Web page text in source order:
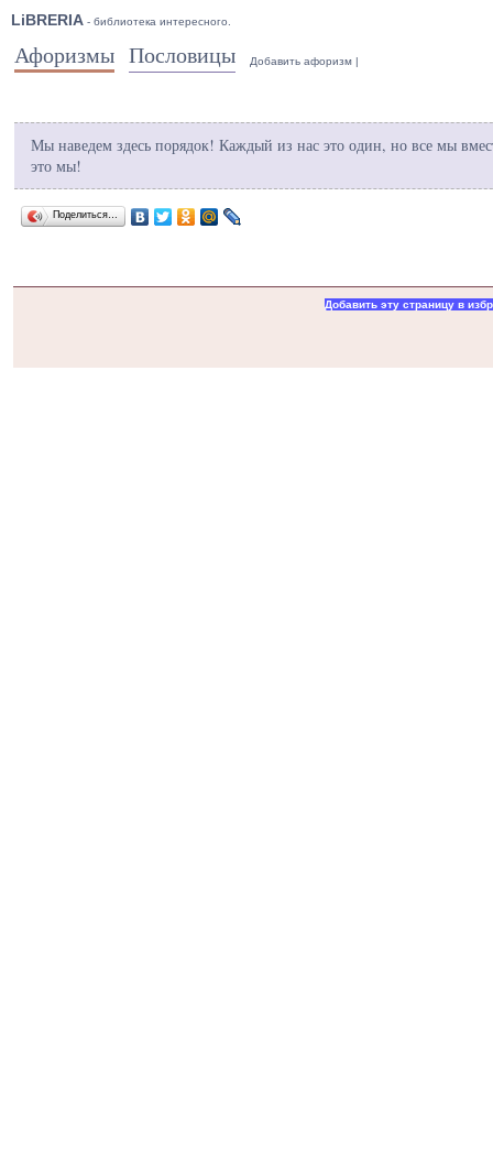
LiBRERIA - библиотека интересного.
Афоризмы Пословицы Добавить афоризм |
Мы наведем здесь порядок! Каждый из нас это один, но все мы
это мы!
Поделиться…
Добавить эту страницу в